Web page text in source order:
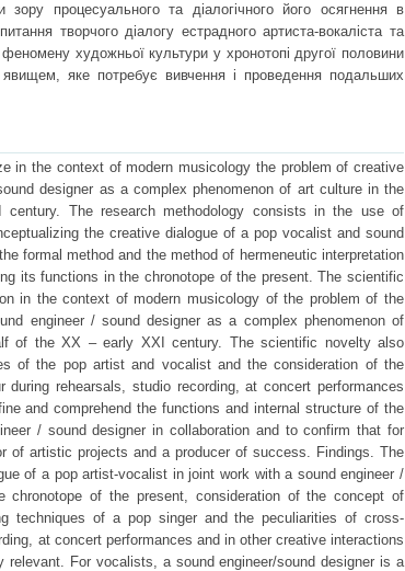
зору процесуального та діалогічного його осягнення в
творчого діалогу естрадного артиста-вокаліста та
художньої культури у хронотопі другої половини
яке потребує вивчення і проведення подальших
in the context of modern musicology the problem of creative
designer as a complex phenomenon of art culture in the
The research methodology consists in the use of
the creative dialogue of a pop vocalist and sound
formal method and the method of hermeneutic interpretation
its functions in the chronotope of the present. The scientific
in the context of modern musicology of the problem of the
engineer / sound designer as a complex phenomenon of
of the XX – early XXI century. The scientific novelty also
of the pop artist and vocalist and the consideration of the
rehearsals, studio recording, at concert performances
and comprehend the functions and internal structure of the
/ sound designer in collaboration and to confirm that for
of artistic projects and a producer of success. Findings. The
of a pop artist-vocalist in joint work with a sound engineer /
of the present, consideration of the concept of
techniques of a pop singer and the peculiarities of cross-
at concert performances and in other creative interactions
For vocalists, a sound engineer/sound designer is a